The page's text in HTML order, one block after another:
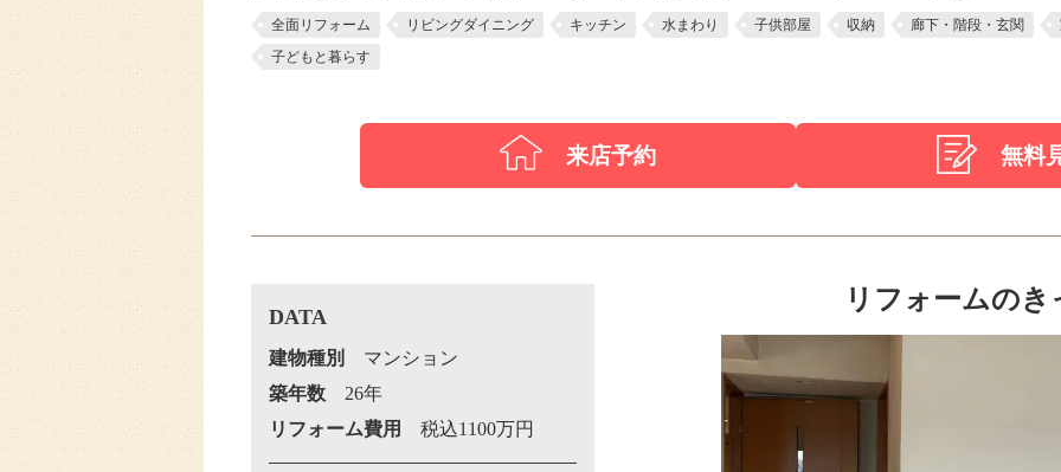
全面リフォーム リビングダイニング キッチン 水まわり 子供部屋 収納 廊下・階段・玄関
子どもと暮らす
来店予約 無料
リフォームのき
DATA
建物種別
マンション
築年数
26年
リフォーム費用
税込1100万円